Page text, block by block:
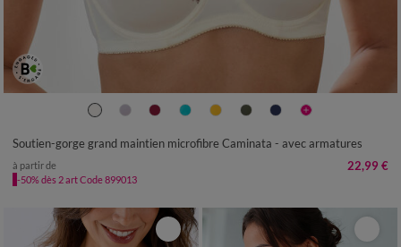
Soutien-gorge grand maintien microfibre Caminata - avec armatures
à partir de 22,99 €
-50% dès 2 art Code 899013